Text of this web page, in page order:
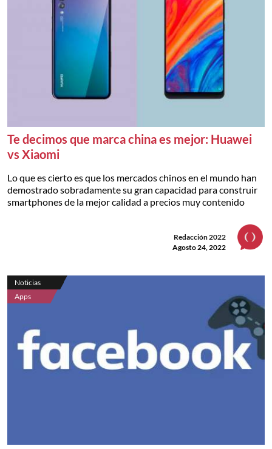
Te decimos que marca china es mejor: Huawei
vs Xiaomi
Lo que es cierto es que los mercados chinos en el mundo han
demostrado sobradamente su gran capacidad para construir
smartphones de la mejor calidad a precios muy contenido
Redacción 2022
Agosto 24, 2022
Noticias
Apps